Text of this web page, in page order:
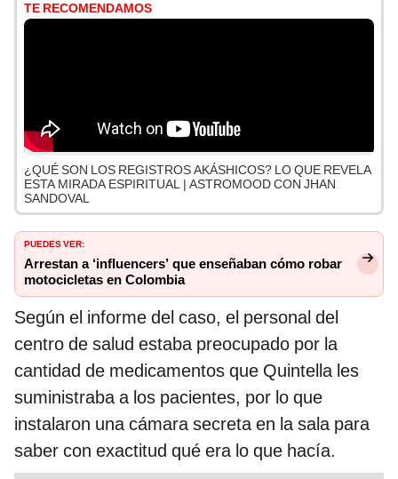
TE RECOMENDAMOS
¿QUÉ SON LOS REGISTROS AKÁSHICOS? LO QUE REVELA
ESTA MIRADA ESPIRITUAL | ASTROMOOD CON JHAN
SANDOVAL
PUEDES VER:
Arrestan a ‘influencers’ que enseñaban cómo robar
motocicletas en Colombia
Según el informe del caso, el personal del
centro de salud estaba preocupado por la
cantidad de medicamentos que Quintella les
suministraba a los pacientes, por lo que
instalaron una cámara secreta en la sala para
saber con exactitud qué era lo que hacía.